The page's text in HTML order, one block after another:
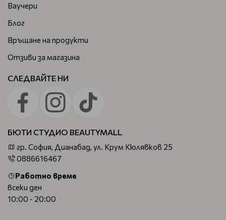
Ваучери
Блог
Връщане на продукти
Отзиви за магазина
СЛЕДВАЙТЕ НИ
БЮТИ СТУДИО BEAUTYMALL
гр. София, Дианабад, ул. Крум Кюлявков 25
0886616467
Работно време
всеки ден
10:00 - 20:00